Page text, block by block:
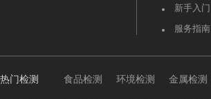
新手入门
服务指南
热门检测 食品检测 环境检测 金属检测